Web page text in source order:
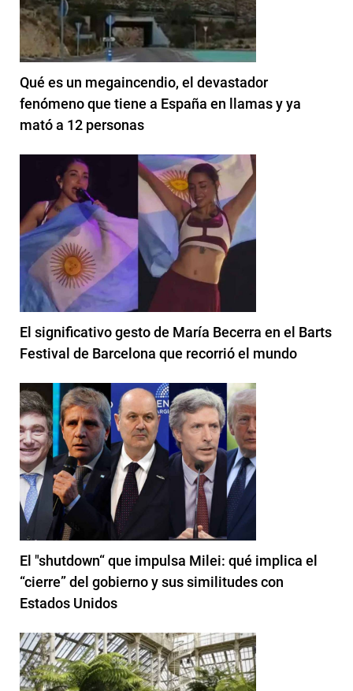
Qué es un megaincendio, el devastador
fenómeno que tiene a España en llamas y ya
mató a 12 personas
El significativo gesto de María Becerra en el Barts
Festival de Barcelona que recorrió el mundo
El "shutdown“ que impulsa Milei: qué implica el
“cierre” del gobierno y sus similitudes con
Estados Unidos